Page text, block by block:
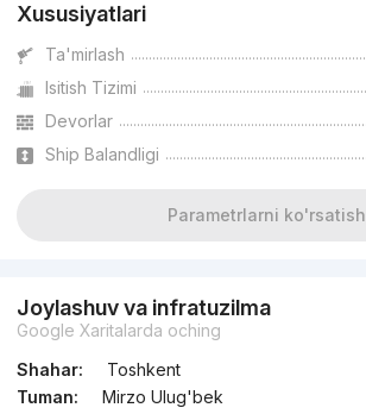
Xususiyatlari
Ta'mirlash
Isitish Tizimi
Devorlar
Ship Balandligi
Parametrlarni ko'rsatish
Joylashuv va infratuzilma
Google Xaritalarda oching
Shahar:
Toshkent
Tuman:
Mirzo Ulug'bek